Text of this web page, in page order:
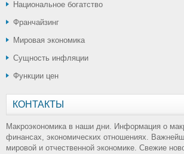
Национальное богатство
Франчайзинг
Мировая экономика
Сущность инфляции
Функции цен
КОНТАКТЫ
Макроэкономика в наши дни. Информация о
финансах, экономических отношениях.
мировой и отчественной экономике. Свежие